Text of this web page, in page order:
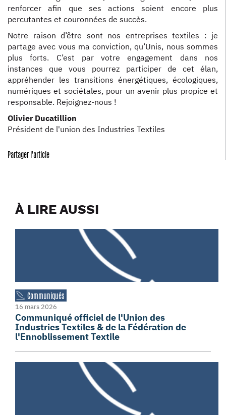
renforcer afin que ses actions soient encore plus
percutantes et couronnées de succès.
Notre raison d’être sont nos entreprises textiles : je
partage avec vous ma conviction, qu’Unis, nous sommes
plus forts. C’est par votre engagement dans nos
instances que vous pourrez participer de cet élan,
appréhender les transitions énergétiques, écologiques,
numériques et sociétales, pour un avenir plus propice et
responsable. Rejoignez-nous !
Olivier Ducatillion
Président de l'union des Industries Textiles
Partager l'article
À LIRE AUSSI
Communiqués
16 mars 2026
Communiqué officiel de l'Union des
Industries Textiles & de la Fédération de
l'Ennoblissement Textile